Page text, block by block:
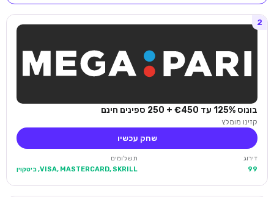
2
בונוס 125% עד €450 + 250 ספינים חינם
קזינו מומלץ
שחק עכשיו
דירוג
99
תשלומים
VISA, MASTERCARD, SKRILL, ביטקוין